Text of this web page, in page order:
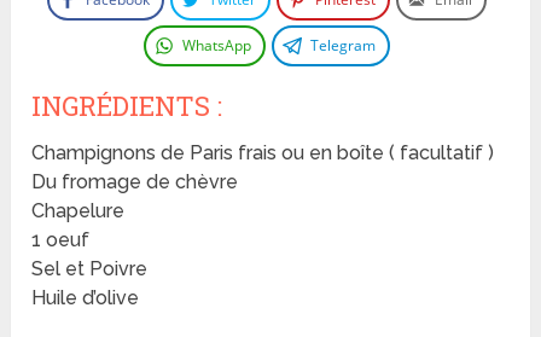
WhatsApp Telegram
INGRÉDIENTS :
Champignons de Paris frais ou en boîte ( facultatif )
Du fromage de chèvre
Chapelure
1 oeuf
Sel et Poivre
Huile d’olive